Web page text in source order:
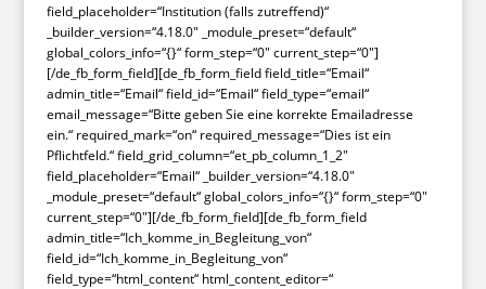
field_placeholder=“Institution (falls zutreffend)“
_builder_version=“4.18.0″ _module_preset=“default“
global_colors_info=“{}“ form_step=“0″ current_step=“0″]
[/de_fb_form_field][de_fb_form_field field_title=“Email“
admin_title=“Email“ field_id=“Email“ field_type=“email“
email_message=“Bitte geben Sie eine korrekte Emailadresse
ein.“ required_mark=“on“ required_message=“Dies ist ein
Pflichtfeld.“ field_grid_column=“et_pb_column_1_2″
field_placeholder=“Email“ _builder_version=“4.18.0″
_module_preset=“default“ global_colors_info=“{}“ form_step=“0″
current_step=“0″][/de_fb_form_field][de_fb_form_field
admin_title=“Ich_komme_in_Begleitung_von“
field_id=“Ich_komme_in_Begleitung_von“
field_type=“html_content“ html_content_editor=“